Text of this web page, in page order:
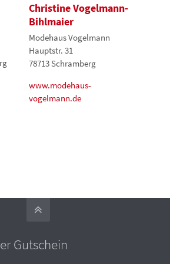
Christine Vogelmann-
Bihlmaier
Modehaus Vogelmann
Hauptstr. 31
78713 Schramberg
www.modehaus-
vogelmann.de
Gutschein